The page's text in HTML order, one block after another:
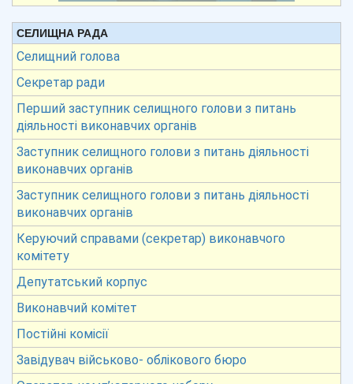
СЕЛИЩНА РАДА
Селищний голова
Секретар ради
Перший заступник селищного голови з питань
діяльності виконавчих органів
Заступник селищного голови з питань діяльності
виконавчих органів
Заступник селищного голови з питань діяльності
виконавчих органів
Керуючий справами (секретар) виконавчого
комітету
Депутатський корпус
Виконавчий комітет
Постійні комісії
Завідувач військово- облікового бюро